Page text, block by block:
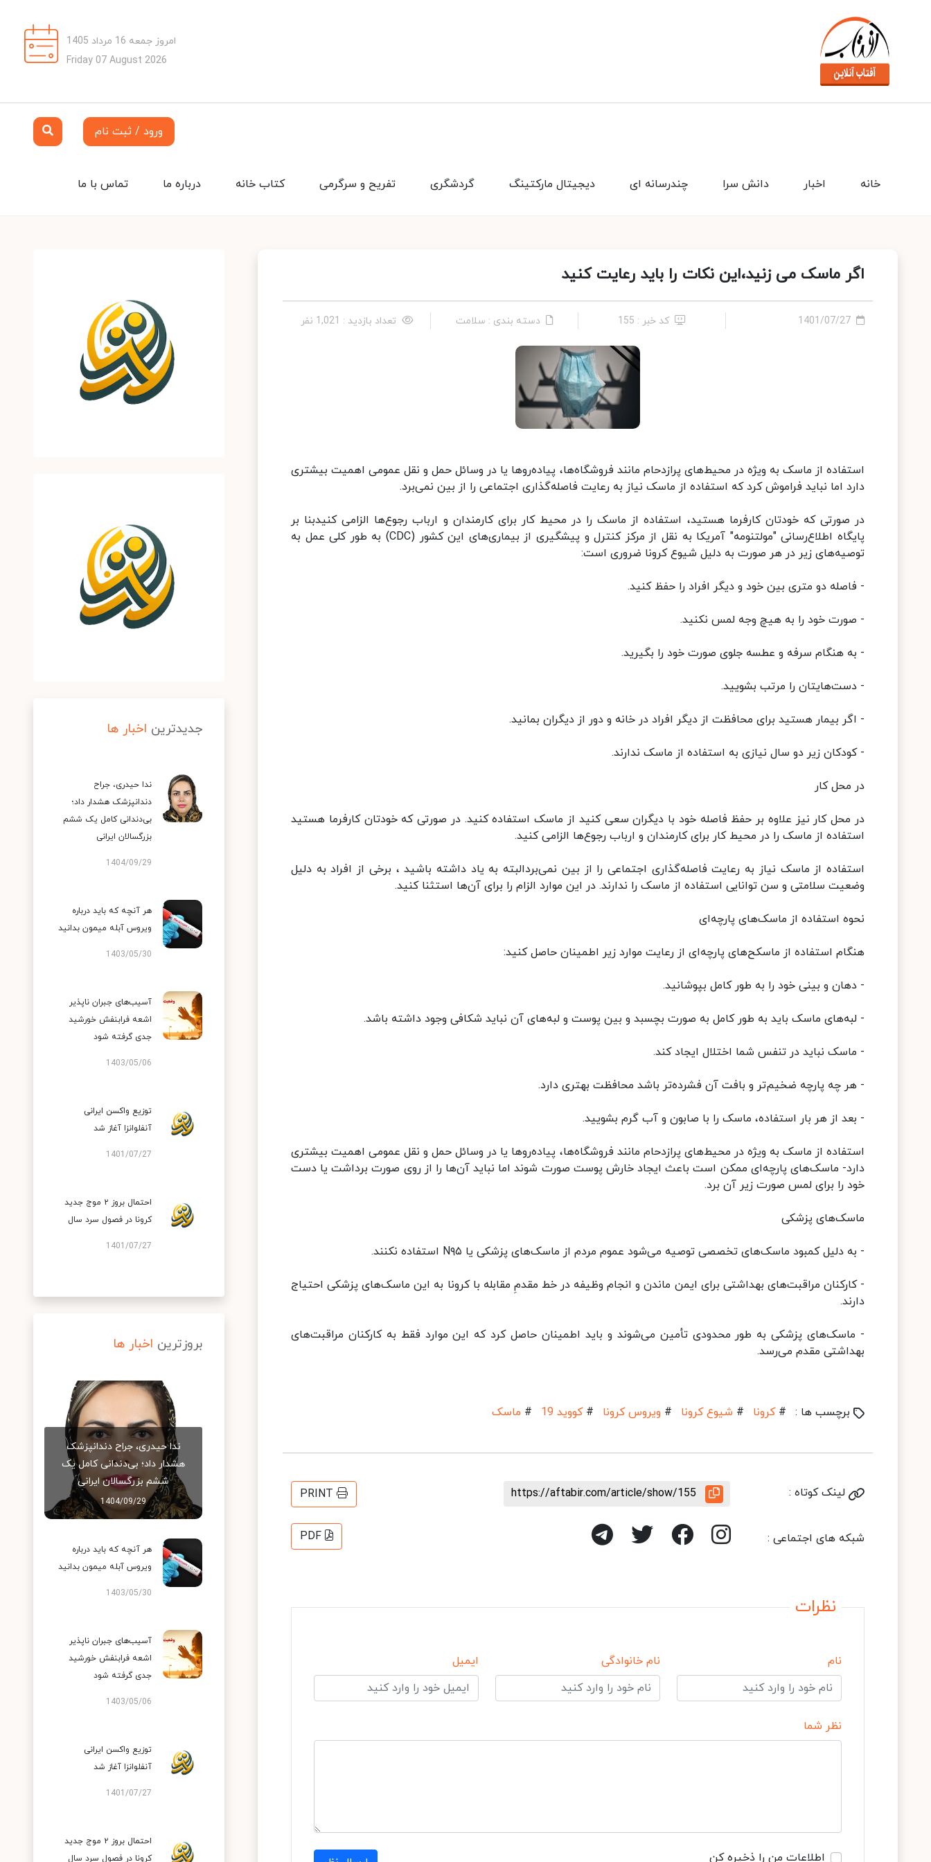
امروز جمعه 16 مرداد 1405
Friday 07 August 2026
ورود / ثبت نام
تماس با ما درباره ما کتاب خانه تفریح و سرگرمی گردشگری دیجیتال مارکتینگ چندرسانه ای دانش سرا اخبار خانه
اگر ماسک می زنید،این نکات را باید رعایت کنید
1401/07/27 کد خبر : 155 دسته بندی : سلامت تعداد بازدید : 1,021 نفر
استفاده از ماسک به ویژه در محیط‌های پرازدحام مانند فروشگاه‌ها، پیاده‌روها یا در وسائل حمل و نقل عمومی اهمیت بیشتری
دارد اما نباید فراموش کرد که استفاده از ماسک نیاز به رعایت فاصله‌گذاری اجتماعی را از بین نمی‌برد.
در صورتی که خودتان کارفرما هستید، استفاده از ماسک را در محیط کار برای کارمندان و ارباب رجوع‌ها الزامی کنیدبنا بر
پایگاه اطلاع‌رسانی "مولتنومه" آمریکا به نقل از مرکز کنترل و پیشگیری از بیماری‌های این کشور (CDC) به طور کلی عمل به
توصیه‌های زیر در هر صورت به دلیل شیوع کرونا ضروری است:
- فاصله دو متری بین خود و دیگر افراد را حفظ کنید.
- صورت خود را به هیچ وجه لمس نکنید.
- به هنگام سرفه و عطسه جلوی صورت خود را بگیرید.
- دست‌هایتان را مرتب بشویید.
- اگر بیمار هستید برای محافظت از دیگر افراد در خانه و دور از دیگران بمانید.
- کودکان زیر دو سال نیازی به استفاده از ماسک ندارند.
در محل کار
در محل کار نیز علاوه بر حفظ فاصله خود با دیگران سعی کنید از ماسک استفاده کنید. در صورتی که خودتان کارفرما هستید
استفاده از ماسک را در محیط کار برای کارمندان و ارباب رجوع‌ها الزامی کنید.
استفاده از ماسک نیاز به رعایت فاصله‌گذاری اجتماعی را از بین نمی‌بردالبته به یاد داشته باشید ، برخی از افراد به دلیل
وضعیت سلامتی و سن توانایی استفاده از ماسک را ندارند. در این موارد الزام را برای آن‌ها استثنا کنید.
نحوه استفاده از ماسک‌های پارچه‌ای
هنگام استفاده از ماسکح‌های پارچه‌ای از رعایت موارد زیر اطمینان حاصل کنید:
- دهان و بینی خود را به طور کامل بپوشانید.
- لبه‌های ماسک باید به طور کامل به صورت بچسبد و بین پوست و لبه‌های آن نباید شکافی وجود داشته باشد.
- ماسک نباید در تنفس شما اختلال ایجاد کند.
- هر چه پارچه ضخیم‌تر و بافت آن فشرده‌تر باشد محافظت بهتری دارد.
- بعد از هر بار استفاده، ماسک را با صابون و آب گرم بشویید.
استفاده از ماسک به ویژه در محیط‌های پرازدحام مانند فروشگاه‌ها، پیاده‌روها یا در وسائل حمل و نقل عمومی اهمیت بیشتری
دارد- ماسک‌های پارچه‌ای ممکن است باعث ایجاد خارش پوست صورت شوند اما نباید آن‌ها را از روی صورت برداشت یا دست
خود را برای لمس صورت زیر آن برد.
ماسک‌های پزشکی
- به دلیل کمبود ماسک‌های تخصصی توصیه می‌شود عموم مردم از ماسک‌های پزشکی یا N۹۵ استفاده نکنند.
- کارکنان مراقبت‌های بهداشتی برای ایمن ماندن و انجام وظیفه در خط مقدمِ مقابله با کرونا به این ماسک‌های پزشکی احتیاج
دارند.
- ماسک‌های پزشکی به طور محدودی تأمین می‌شوند و باید اطمینان حاصل کرد که این موارد فقط به کارکنان مراقبت‌های
بهداشتی مقدم می‌رسد.
برچسب ها : # کرونا # شیوع کرونا # ویروس کرونا # کووید 19 # ماسک
لینک کوتاه : https://aftabir.com/article/show/155
PRINT
شبکه های اجتماعی : PDF
نظرات
نام نام خانوادگی ایمیل
نظر شما
اطلاعات من را ذخیره کن
جدیدترین اخبار ها
ندا حیدری، جراح
دندانپزشک هشدار داد؛
بی‌دندانی کامل یک ششم
بزرگسالان ایرانی
1404/09/29
هر آنچه که باید درباره
ویروس آبله میمون بدانید
1403/05/30
آسیب‌های جبران ناپذیر
اشعه فرابنفش خورشید
جدی گرفته شود
1403/05/06
توزیع واکسن ایرانی
آنفلوانزا آغاز شد
1401/07/27
احتمال بروز ۲ موج جدید
کرونا در فصول سرد سال
1401/07/27
بروزترین اخبار ها
ندا حیدری، جراح دندانپزشک
هشدار داد؛ بی‌دندانی کامل یک
ششم بزرگسالان ایرانی
1404/09/29
هر آنچه که باید درباره
ویروس آبله میمون بدانید
1403/05/30
آسیب‌های جبران ناپذیر
اشعه فرابنفش خورشید
جدی گرفته شود
1403/05/06
توزیع واکسن ایرانی
آنفلوانزا آغاز شد
1401/07/27
احتمال بروز ۲ موج جدید
کرونا در فصول سرد سال